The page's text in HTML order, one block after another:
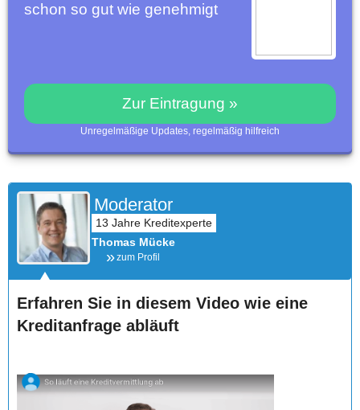
schon so gut wie genehmigt
Zur Eintragung »
Unregelmäßige Updates, regelmäßig hilfreich
Moderator
Thomas Mücke
zum Profil
Erfahren Sie in diesem Video wie eine
Kreditanfrage abläuft